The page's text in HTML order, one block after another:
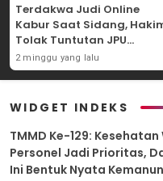
Terdakwa Judi Online
Kabur Saat Sidang,
Tolak Tuntutan JPU
Tanjung Perak karena
Gagal Hadirkan Hartono
2 minggu yang lalu
WIDGET INDEKS
TMMD Ke-129:
Personel Jadi Prioritas,
Ini Bentuk Nyata